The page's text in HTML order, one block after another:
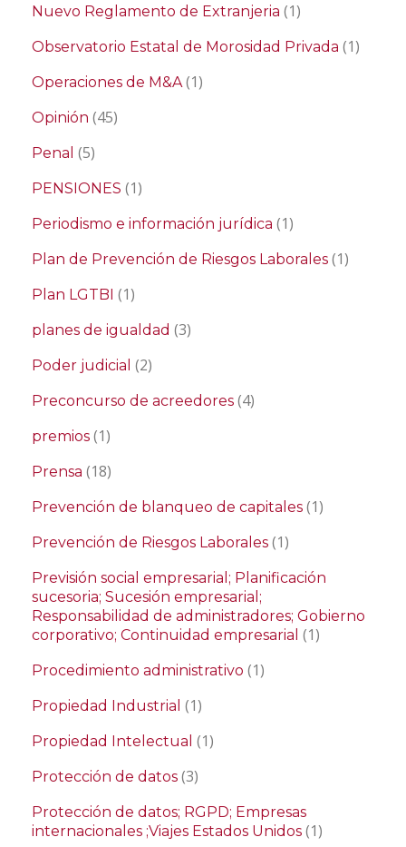
Nuevo Reglamento de Extranjeria (1)
Observatorio Estatal de Morosidad Privada (1)
Operaciones de M&A(1)
Opinión (45)
Penal (5)
PENSIONES (1)
Periodismo e información jurídica (1)
Plan de Prevención de Riesgos Laborales (1)
Plan LGTBI (1)
planes de igualdad (3)
Poder judicial (2)
Preconcurso de acreedores (4)
premios (1)
Prensa (18)
Prevención de blanqueo de capitales (1)
Prevención de Riesgos Laborales (1)
Previsión social empresarial; Planificación
sucesoria; Sucesión empresarial;
Responsabilidad de administradores; Gobierno
corporativo; Continuidad empresarial (1)
Procedimiento administrativo (1)
Propiedad Industrial (1)
Propiedad Intelectual (1)
Protección de datos (3)
Protección de datos; RGPD; Empresas
internacionales ;Viajes Estados Unidos (1)